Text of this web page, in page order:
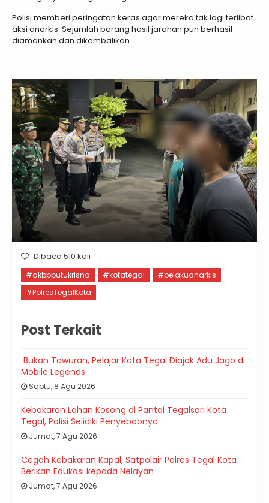
Polisi memberi peringatan keras agar mereka tak lagi terlibat
aksi anarkis. Sejumlah barang hasil jarahan pun berhasil
diamankan dan dikembalikan.
Dibaca 510 kali
#akbpputukrisna #kotategal
#pelakuanarkis
#PolresTegalKota
Post Terkait
Bukan Tawuran, Pelajar Kota Tegal Diajak Adu Jago di
Mobile Legends
Sabtu, 8 Agu 2026
Kebakaran Lahan Kosong di Pantai Tegalsari Kota
Tegal, Polisi Selidiki Penyebabnya
Jumat, 7 Agu 2026
Cegah Kebakaran Kapal, Satpolair Polres Tegal Kota
Berikan Edukasi kepada Nelayan
Jumat, 7 Agu 2026